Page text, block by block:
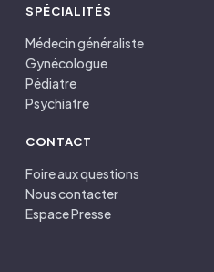
SPÉCIALITÉS
Médecin généraliste
Gynécologue
Pédiatre
Psychiatre
CONTACT
Foire aux questions
Nous contacter
Espace Presse